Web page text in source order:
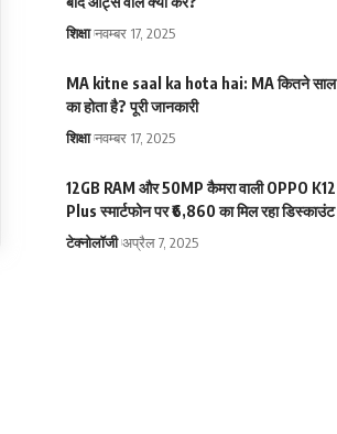
शिक्षा नवम्बर 17, 2025
MA kitne saal ka hota hai: MA कितने साल
का होता है? पूरी जानकारी
शिक्षा नवम्बर 17, 2025
12GB RAM और 50MP कैमरा वाली OPPO K12
Plus स्मार्टफोन पर ₹6,860 का मिल रहा डिस्काउंट
टेक्नोलॉजी अप्रैल 7, 2025